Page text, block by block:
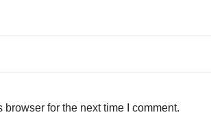
for the next time I comment.